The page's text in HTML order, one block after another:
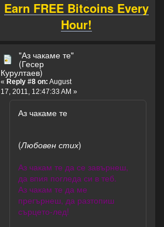
Earn FREE Bitcoins Every
Hour!
"Аз чакаме те"
(Гесер
Курултаев)
« Reply #8 on: August
17, 2011, 12:47:33 AM »
Аз чакаме те
(Любовен стих)
Аз чакам те да се завърнеш,
да впия погледа си в теб.
Аз чакам те да ме
прегърнеш, да разтопиш
сърцето-лед!